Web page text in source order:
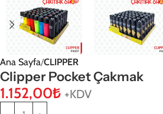
Ana Sayfa CLIPPER
Clipper Pocket Çakmak
1.152,00₺ +KDV